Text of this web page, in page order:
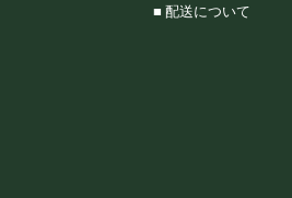
■ 配送について